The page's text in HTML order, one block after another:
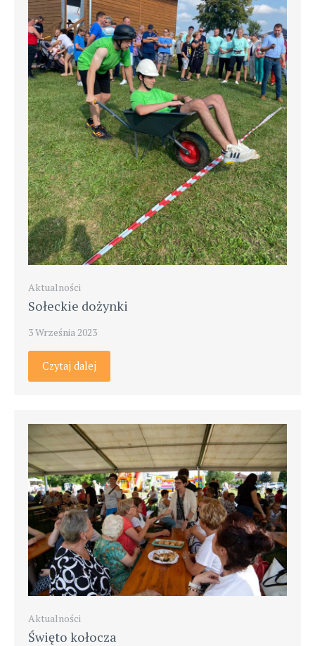
Aktualności
Sołeckie dożynki
3 Września 2023
Czytaj dalej
Aktualności
Święto kołocza